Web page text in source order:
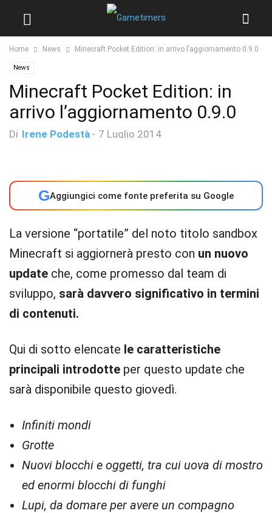
Home News Minecraft Pocket Edition: in arrivo l’aggiornamento 0.9.0
News
Minecraft Pocket Edition: in
arrivo l’aggiornamento 0.9.0
Di Irene Podestà - 7 Luglio 2014
GAggiungici come fonte preferita su Google
La versione “portatile” del noto titolo sandbox
Minecraft si aggiornerà presto con un nuovo
update che, come promesso dal team di
sviluppo, sarà davvero significativo in termini
di contenuti.
Qui di sotto elencate le caratteristiche
principali introdotte per questo update che
sarà disponibile questo giovedì.
Infiniti mondi
Grotte
Nuovi blocchi e oggetti, tra cui uova di mostro
ed enormi blocchi di funghi
Lupi, da domare per avere un compagno